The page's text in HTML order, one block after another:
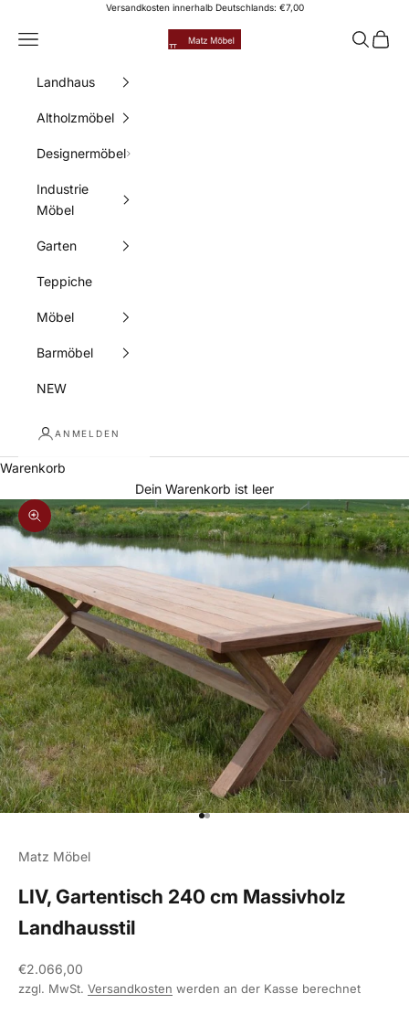
Zum Inhalt springenVersandkosten innerhalb Deutschlands: €7,00
Matz Möbel
Menü Suchen
Landhaus
Altholzmöbel
Designermöbel
Industrie
Möbel
Garten
Teppiche
Möbel
Barmöbel
NEW
ANMELDEN
Warenkorb
Dein Warenkorb ist leer
Bild vergrößern
Gehe zu Element 1
Gehe zu Element 2
Matz Möbel
LIV, Gartentisch 240 cm Massivholz
Landhausstil
Angebot
€2.066,00
zzgl. MwSt. Versandkosten werden an der Kasse berechnet